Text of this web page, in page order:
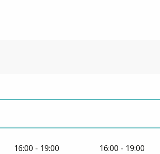
16:00 - 19:00 16:00 - 19:00